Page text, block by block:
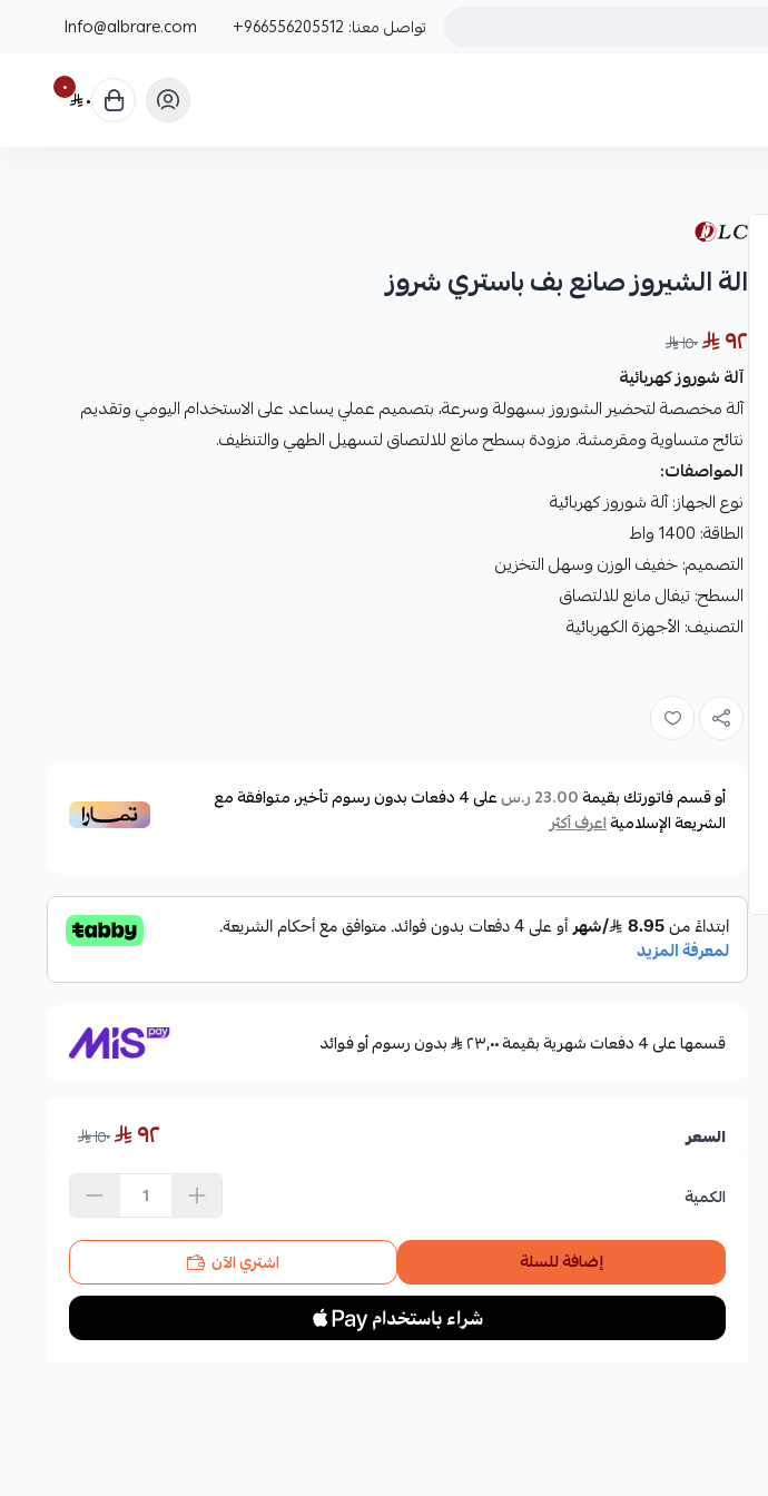
تواصل معنا: +966556205512
Info@albrare.com
٠ ٠
الة الشيروز صانع بف باستري شروز
٩٢
١٥٠
آلة شوروز كهربائية
آلة مخصصة لتحضير الشوروز بسهولة وسرعة، بتصميم عملي يساعد على الاستخدام اليومي وتقديم
نتائج متساوية ومقرمشة. مزودة بسطح مانع للالتصاق لتسهيل الطهي والتنظيف.
المواصفات:
نوع الجهاز: آلة شوروز كهربائية
الطاقة: 1400 واط
التصميم: خفيف الوزن وسهل التخزين
السطح: تيفال مانع للالتصاق
التصنيف: الأجهزة الكهربائية
أو قسم فاتورتك بقيمة23.00 ر.س على4دفعات بدون رسوم تأخير، متوافقة مع
الشريعة الإسلاميةاعرف أكثر
قسمها على 4 دفعات شهرية بقيمة ٢٣٫٠٠ بدون رسوم أو فوائد
السعر ٩٢ ١٥٠
الكمية
إضافة للسلة اشتري الآن